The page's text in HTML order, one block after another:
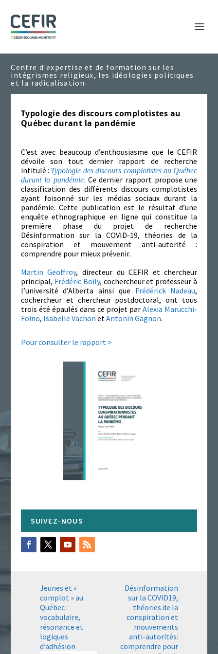
Typologie des discours complotistes au
Québec durant la pandémie
C’est avec beaucoup d’enthousiasme que le CEFIR
dévoile son tout dernier rapport de recherche
intitulé : Typologie des discours complotistes au Québec
durant la pandémie. Ce dernier rapport propose une
classification des différents discours complotistes
ayant foisonné sur les médias sociaux durant la
pandémie. Cette publication est le résultat d’une
enquête ethnographique en ligne qui constitue la
première phase du projet de recherche
Désinformation sur la COVID-19, théories de la
conspiration et mouvement anti-autorité :
comprendre pour mieux prévenir.
Martin Geoffroy, directeur du CEFIR et chercheur
principal, Frédéric Boily, cochercheur et professeur à
l’université d’Alberta ainsi que Frédérick Nadeau,
cochercheur et chercheur postdoctoral, ont tous
trois été épaulés dans ce projet parAlexia Marucchi-
Foino, Isabelle Vachon etAntonin Gagnon.
Pour consulter le rapport >
Jeunes et «
complot » au
Québec :
vocabulaire,
résonance et
logiques
d’adhésion
Désinformation
sur la COVID19,
théories de la
conspiration et
mouvements
anti-autorités:
comprendre pour